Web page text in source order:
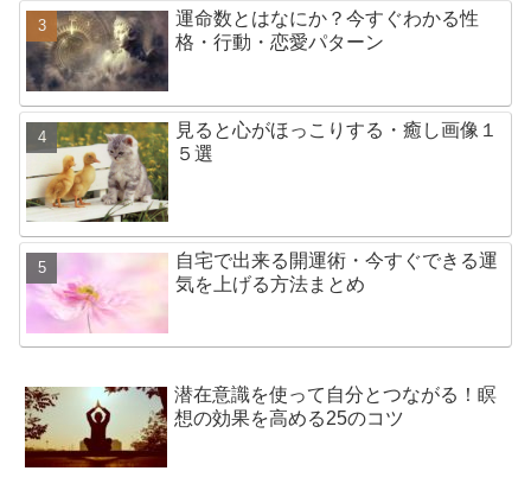
運命数とはなにか？今すぐわかる性
格・行動・恋愛パターン
見ると心がほっこりする・癒し画像１
５選
自宅で出来る開運術・今すぐできる運
気を上げる方法まとめ
潜在意識を使って自分とつながる！瞑
想の効果を高める25のコツ